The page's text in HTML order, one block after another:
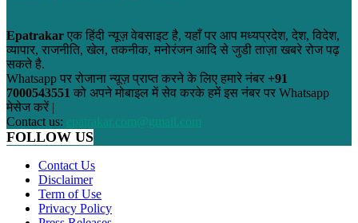
Epatrakar एक हिंदी न्यूज़ वेबसाइट है, यहाँ पर आप मध्यप्रदेश, देश, विदेश,
व्यापार, राजनीति, खेल, तकनीक, मनोरंजन आदि से जुडी ताज़ा खबरे रोज पढ़
सकते है.
Whatsapp पर रोजाना न्यूज़ प्राप्त करने के लिए हमारे नंबर +91
7000543551 को अपने मोबाइल में सेव करके हमें इस नंबर पर Whatsapp
मेसेज करें |
Contact us: epatrakar.com@gmail.com
FOLLOW US
Contact Us
Disclaimer
Term of Use
Privacy Policy